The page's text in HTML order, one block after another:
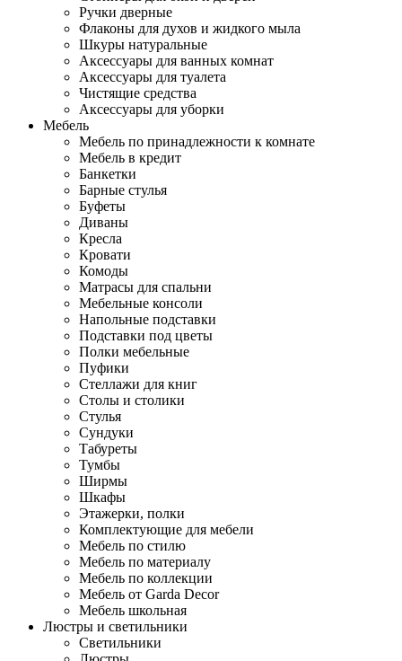
Ручки дверные
Флаконы для духов и жидкого мыла
Шкуры натуральные
Аксессуары для ванных комнат
Аксессуары для туалета
Чистящие средства
Аксессуары для уборки
Мебель
Мебель по принадлежности к комнате
Мебель в кредит
Банкетки
Барные стулья
Буфеты
Диваны
Кресла
Кровати
Комоды
Матрасы для спальни
Мебельные консоли
Напольные подставки
Подставки под цветы
Полки мебельные
Пуфики
Стеллажи для книг
Столы и столики
Стулья
Сундуки
Табуреты
Тумбы
Ширмы
Шкафы
Этажерки, полки
Комплектующие для мебели
Мебель по стилю
Мебель по материалу
Мебель по коллекции
Мебель от Garda Decor
Мебель школьная
Люстры и светильники
Светильники